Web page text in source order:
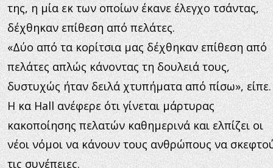
της, η μία εκ των οποίων έκανε έλεγχο τσάντας,
δέχθηκαν επίθεση από πελάτες.
«Δύο από τα κορίτσια μας δέχθηκαν επίθεση από
πελάτες απλώς κάνοντας τη δουλειά τους,
δυστυχώς ήταν δειλά χτυπήματα από πίσω», είπε.
Η κα Hall ανέφερε ότι γίνεται μάρτυρας
κακοποίησης πελατών καθημερινά και ελπίζει οι
νέοι νόμοι να κάνουν τους ανθρώπους να
τις συνέπειες.